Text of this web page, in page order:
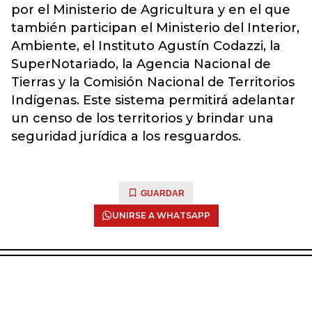
por el Ministerio de Agricultura y en el que
también participan el Ministerio del Interior,
Ambiente, el Instituto Agustín Codazzi, la
SuperNotariado, la Agencia Nacional de
Tierras y la Comisión Nacional de Territorios
Indígenas. Este sistema permitirá adelantar
un censo de los territorios y brindar una
seguridad jurídica a los resguardos.
GUARDAR
UNIRSE A WHATSAPP